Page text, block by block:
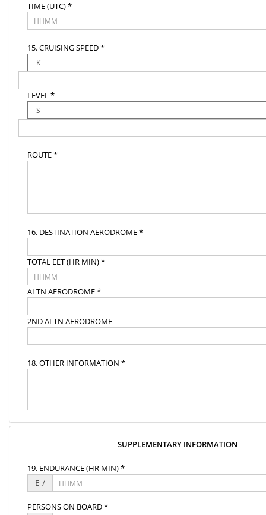
TIME (UTC) *
15. CRUISING SPEED *
LEVEL *
ROUTE *
16. DESTINATION AERODROME *
TOTAL EET (HR MIN) *
ALTN AERODROME *
2ND ALTN AERODROME
18. OTHER INFORMATION *
SUPPLEMENTARY INFORMATION
19. ENDURANCE (HR MIN) *
E /
PERSONS ON BOARD *